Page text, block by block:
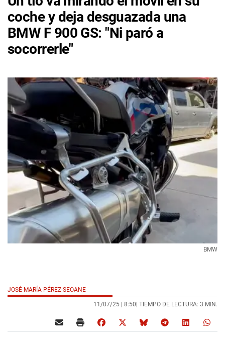
coche y deja desguazada una
BMW F 900 GS: "Ni paró a
socorrerle"
BMW
JOSÉ MARÍA PÉREZ-SEOANE
11/07/25 | 8:50| TIEMPO DE LECTURA: 3 MIN.